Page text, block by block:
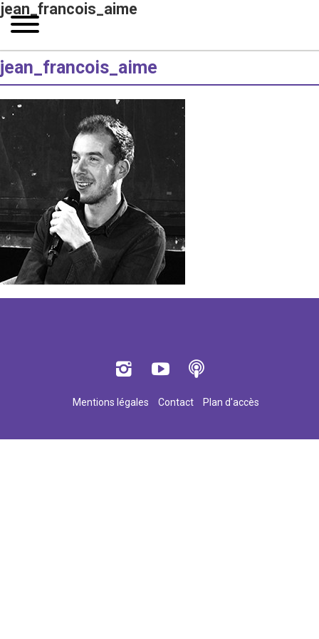
jean_francois_aime
jean_francois_aime
Mentions légales Contact Plan d'accès